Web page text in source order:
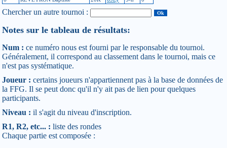
Chercher un autre tournoi :
Notes sur le tableau de résultats:
Num : ce numéro nous est fourni par le responsable du tournoi.
Généralement, il correspond au classement dans le tournoi, mais ce
n'est pas systématique.
Joueur : certains joueurs n'appartiennent pas à la base de données de
la FFG. Il se peut donc qu'il n'y ait pas de lien pour quelques
participants.
Niveau : il s'agit du niveau d'inscription.
R1, R2, etc... : liste des rondes
Chaque partie est composée :